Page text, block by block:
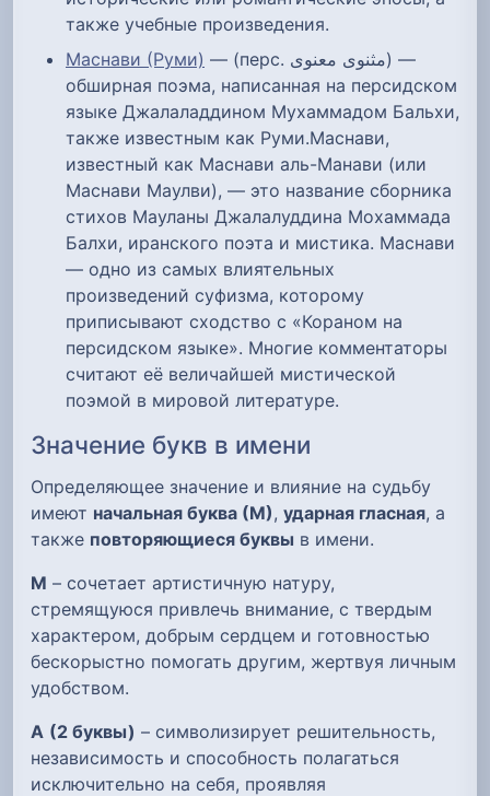
также учебные произведения.
Маснави (Руми) — (перс. مثنوی معنوی‎) —
обширная поэма, написанная на персидском
языке Джалаладдином Мухаммадом Бальхи,
также известным как Руми.Маснави,
известный как Маснави аль-Манави (или
Маснави Маулви), — это название сборника
стихов Мауланы Джалалуддина Мохаммада
Балхи, иранского поэта и мистика. Маснави
— одно из самых влиятельных
произведений суфизма, которому
приписывают сходство с «Кораном на
персидском языке». Многие комментаторы
считают её величайшей мистической
поэмой в мировой литературе.
Значение букв в имени
Определяющее значение и влияние на судьбу
имеют начальная буква (М), ударная гласная, а
также повторяющиеся буквы в имени.
М – сочетает артистичную натуру,
стремящуюся привлечь внимание, с твердым
характером, добрым сердцем и готовностью
бескорыстно помогать другим, жертвуя личным
удобством.
А (2 буквы) – символизирует решительность,
независимость и способность полагаться
исключительно на себя, проявляя